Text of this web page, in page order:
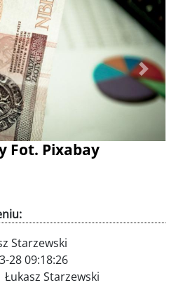
Fot. Pixabay
Dalej
Starzewski
28 09:18:26
Łukasz Starzewski